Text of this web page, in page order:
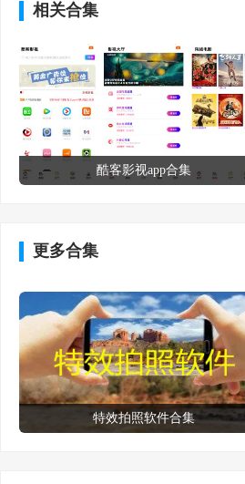
相关合集
酷客影视app合集
更多合集
特效拍照软件合集